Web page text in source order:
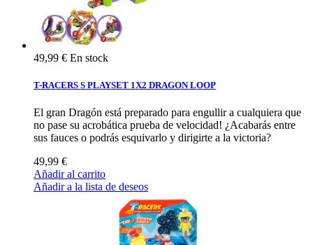
49,99 € En stock
T-RACERS S PLAYSET 1X2 DRAGON LOOP
El gran Dragón está preparado para engullir a cualquiera que
no pase su acrobática prueba de velocidad! ¿Acabarás entre
sus fauces o podrás esquivarlo y dirigirte a la victoria?
49,99 €
Añadir al carrito
Añadir a la lista de deseos